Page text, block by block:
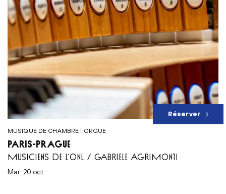
MUSIQUE DE CHAMBRE | ORGUE
PARIS-PRAGUE
MUSICIENS DE L’ONL / GABRIELE AGRIMONTI
mar. 20 oct
Réserver